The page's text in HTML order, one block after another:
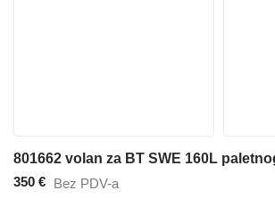
801662 volan za BT SWE 160L
350 € Bez PDV-a